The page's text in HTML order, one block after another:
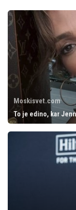
Moskisvet.com
To je edino, kar